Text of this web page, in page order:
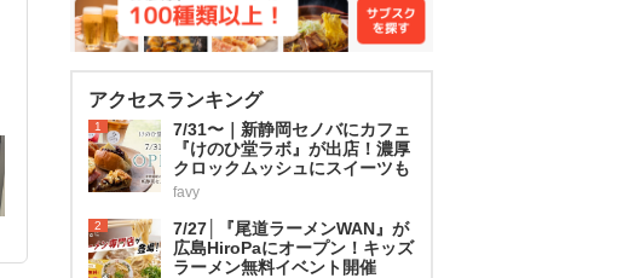
アクセスランキング
1
7/31〜｜新静岡セノバにカフェ
『けのひ堂ラボ』が出店！濃厚
クロックムッシュにスイーツも
favy
2
7/27│『尾道ラーメンWAN』が
広島HiroPaにオープン！キッズ
ラーメン無料イベント開催